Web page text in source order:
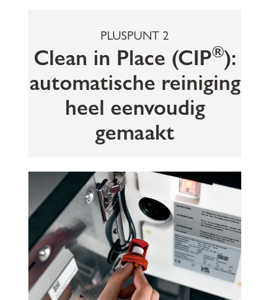
PLUSPUNT 2
Clean in Place (CIP®):
automatische reiniging
heel eenvoudig
gemaakt